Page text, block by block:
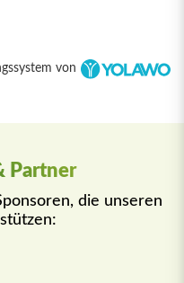
von
Partner
die unseren